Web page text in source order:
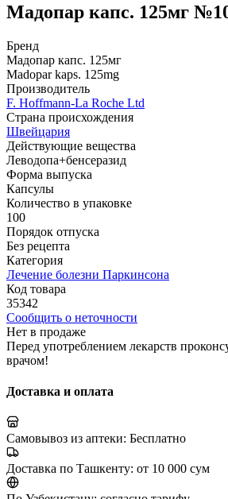
Мадопар капс. 125мг
Бренд
Мадопар капс. 125мг
Madopar kaps. 125mg
Производитель
F. Hoffmann-La Roche Ltd
Страна происхождения
Швейцария
Действующие вещества
Леводопа+бенсеразид
Форма выпуска
Капсулы
Количество в упаковке
100
Порядок отпуска
Без рецепта
Категория
Лечение болезни Паркинсона
Код товара
35342
Сообщить о неточности
Нет в продаже
Перед употреблением лекарств
врачом!
Доставка и оплата
Самовывоз из аптеки: Бесплатно
Доставка по Ташкенту: от 10 000 сум